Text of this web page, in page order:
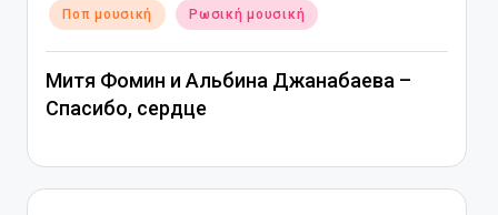
Αναρτήθηκε
σε
Ποπ μουσική Ρωσική μουσική
Митя Фомин и Альбина Джанабаева –
Спасибо, сердце